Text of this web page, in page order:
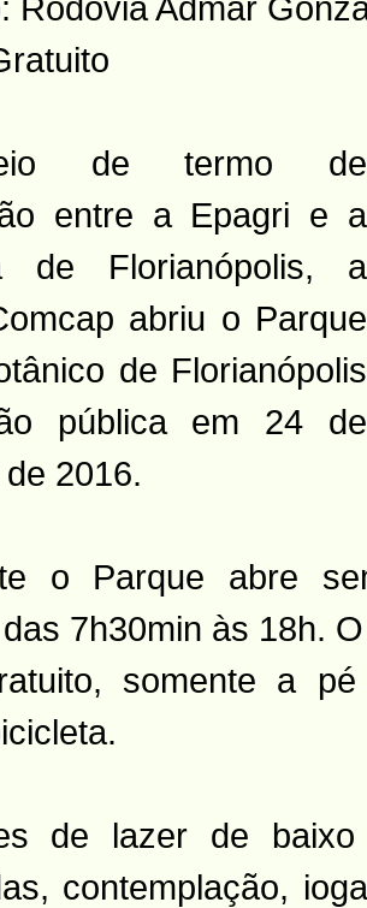
de termo de
entre a Epagri e a
de Florianópolis, a
abriu o Parque
de Florianópolis
pública em 24 de
2016.
o Parque abre
7h30min às 18h.
somente a
de lazer de baixo
contemplação,